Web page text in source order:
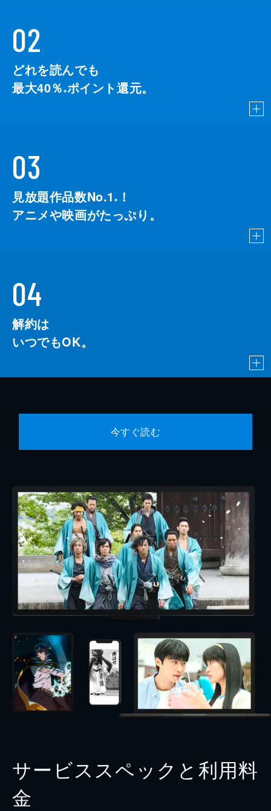
02
どれを読んでも
最大40％ ※ポイント還元。
03
見放題作品数No.1 ※
！
アニメや映画がたっぷり。
04
解約は
いつでもOK。
今すぐ読む
サービススペックと利用料
金